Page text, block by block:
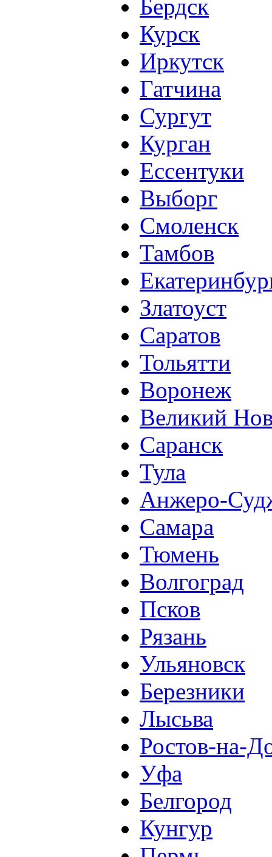
Бердск
Курск
Иркутск
Гатчина
Сургут
Курган
Ессентуки
Выборг
Смоленск
Тамбов
Златоуст
Саратов
Тольятти
Воронеж
Великий
Саранск
Тула
Анжеро-
Самара
Тюмень
Волгоград
Псков
Рязань
Ульяновск
Березники
Лысьва
Ростов-на-
Уфа
Белгород
Кунгур